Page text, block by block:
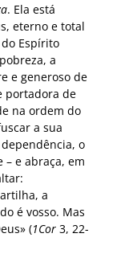
. Ela está
eterno e total
Espírito
a
e generoso de
portadora de
na ordem do
a sua
o
e abraça, em
a
é vosso. Mas
(1Cor 3, 22-